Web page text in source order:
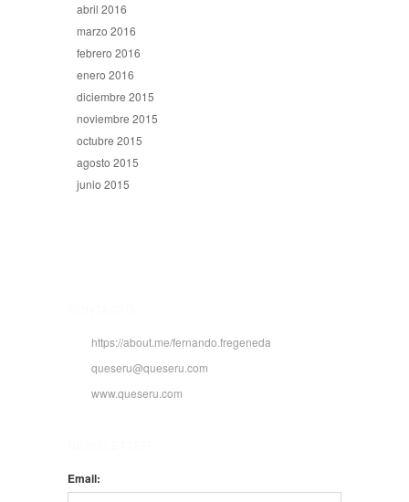
abril 2016
marzo 2016
febrero 2016
enero 2016
diciembre 2015
noviembre 2015
octubre 2015
agosto 2015
junio 2015
https://about.me/fernando.fregeneda
queseru@queseru.com
www.queseru.com
Email: